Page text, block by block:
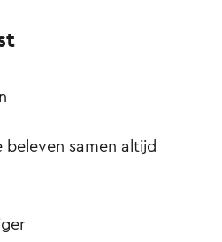
samen altijd